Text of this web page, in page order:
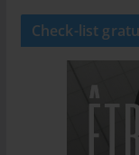
Check-list